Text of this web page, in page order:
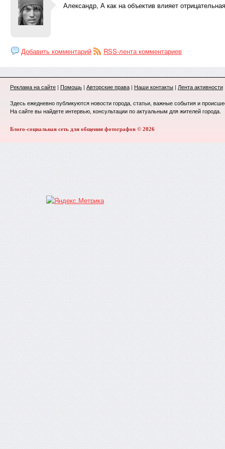
Александр, А как на объектив влияет
Добавить комментарий RSS-лента комментариев
Реклама на сайте | Помощь | Авторские права | Наши контакты | Лента активности
Здесь ежедневно публикуются новости города, статьи, важные события и
На сайте вы найдете интервью, консультации по актуальным для жителей города.
Блого-социальная сеть для общения фотографов © 2026